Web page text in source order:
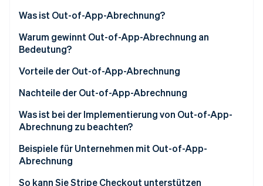
CO₂-Entnahme
Identity
Online-Identitätsprüfung
Stripe-Sessions 2026
Erfahren Sie, wie Stripe Lösungen für die
Jetzt ansehen
Was ist Out-of-App-Abrechnung?
Unterschiede zwischen Out-of-App-Abrechnung
und In-App-Abrechnung
Warum gewinnt Out-of-App-Abrechnung an
Bedeutung?
Vorteile der Out-of-App-Abrechnung
Keine Transaktionsgebühren für die App-Plattform
Umfassende Auswahl an Zahlungsmethoden
Nachteile der Out-of-App-Abrechnung
Aufwand für die Einrichtung eines internen
Zahlungssystems
Keine Zahlungen innerhalb der App
Was ist bei der Implementierung von Out-of-App-
Abrechnung zu beachten?
Kosteneffizienz
Nutzerfreundlichkeit
Beispiele für Unternehmen mit Out-of-App-
Abrechnung
COLOPL
So kann Sie Stripe Checkout unterstützen